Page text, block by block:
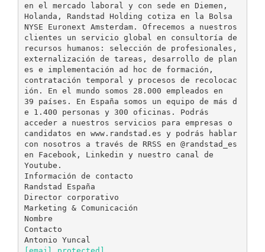
en el mercado laboral y con sede en Diemen,
Holanda, Randstad Holding cotiza en la Bolsa
NYSE Euronext Amsterdam. Ofrecemos a nuestros
clientes un servicio global en consultoría de
recursos humanos: selección de profesionales,
externalización de tareas, desarrollo de plan
es e implementación ad hoc de formación,
contratación temporal y procesos de recolocac
ión. En el mundo somos 28.000 empleados en
39 países. En España somos un equipo de más d
e 1.400 personas y 300 oficinas. Podrás
acceder a nuestros servicios para empresas o
candidatos en www.randstad.es y podrás hablar
con nosotros a través de RRSS en @randstad_es
en Facebook, Linkedin y nuestro canal de
Youtube.
Información de contacto
Randstad España
Director corporativo
Marketing & Comunicación
Nombre
Contacto
[email protected]